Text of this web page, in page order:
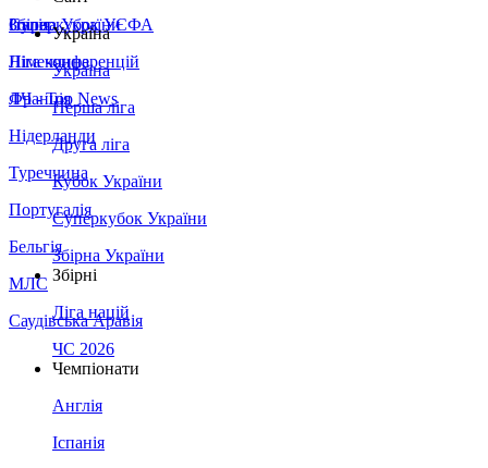
Збірна України
Італія
Німеччина
Франція
Нідерланди
Туреччина
Португалія
Бельгія
МЛС
Саудівська Аравія
Суперкубок УЄФА
Ліга конференцій
ЛЧ - Top News
Україна
Україна
Перша ліга
Друга ліга
Кубок України
Суперкубок України
Збірна України
Збірні
Ліга націй
ЧС 2026
Чемпіонати
Англія
Іспанія